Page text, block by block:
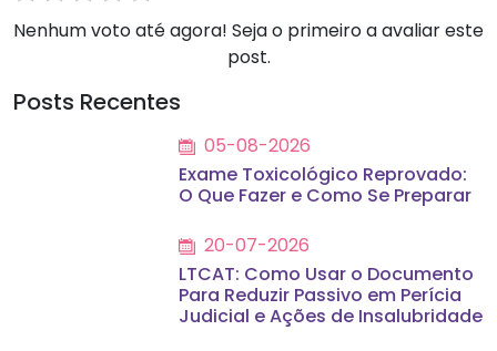
Nenhum voto até agora! Seja o primeiro a avaliar este
post.
Posts Recentes
05-08-2026
Exame Toxicológico Reprovado:
O Que Fazer e Como Se Preparar
20-07-2026
LTCAT: Como Usar o Documento
Para Reduzir Passivo em Perícia
Judicial e Ações de Insalubridade